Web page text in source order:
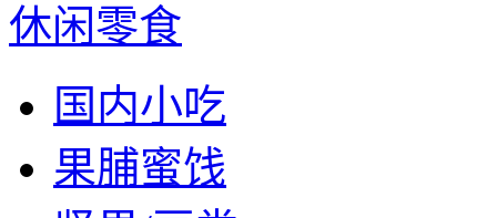
休闲零食
国内小吃
果脯蜜饯